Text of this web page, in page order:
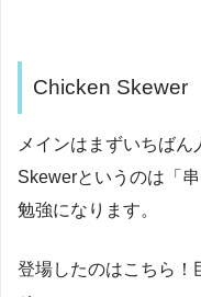
Chicken Skewer
メインはまずいちばん
Skewerというのは「
勉強になります。
登場したのはこちら！